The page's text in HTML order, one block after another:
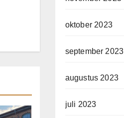
oktober 2023
september 2023
augustus 2023
juli 2023